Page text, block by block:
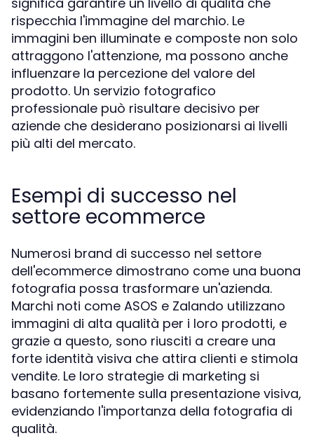
rispecchia l'immagine del marchio. Le
immagini ben illuminate e composte non solo
attraggono l'attenzione, ma possono anche
influenzare la percezione del valore del
prodotto. Un servizio fotografico
professionale può risultare decisivo per
aziende che desiderano posizionarsi ai livelli
più alti del mercato.
Esempi di successo nel
settore ecommerce
Numerosi brand di successo nel settore
dell'ecommerce dimostrano come una buona
fotografia possa trasformare un'azienda.
Marchi noti come ASOS e Zalando utilizzano
immagini di alta qualità per i loro prodotti, e
grazie a questo, sono riusciti a creare una
forte identità visiva che attira clienti e stimola
vendite. Le loro strategie di marketing si
basano fortemente sulla presentazione visiva,
evidenziando l'importanza della fotografia di
qualità.